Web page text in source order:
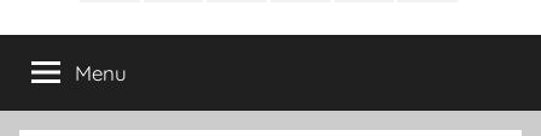
金
資
時
清
徵
Menu